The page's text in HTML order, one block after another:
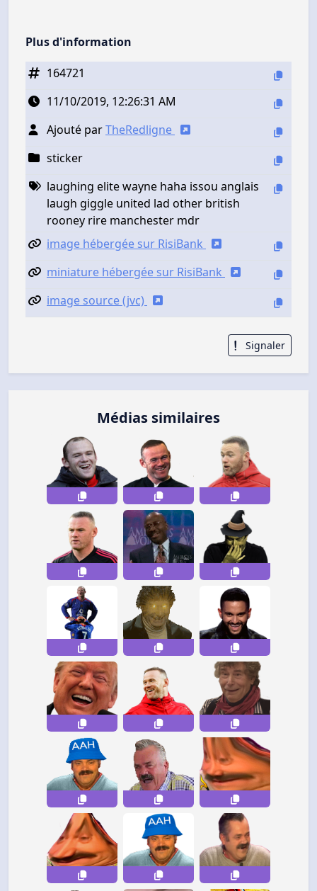
Plus d'information
164721
11/10/2019, 12:26:31 AM
Ajouté parTheRedligne
sticker
laughing elite wayne haha issou anglais
laugh giggle united lad other british
rooney rire manchester mdr
image hébergée sur RisiBank
miniature hébergée sur RisiBank
image source (jvc)
Signaler
Médias similaires